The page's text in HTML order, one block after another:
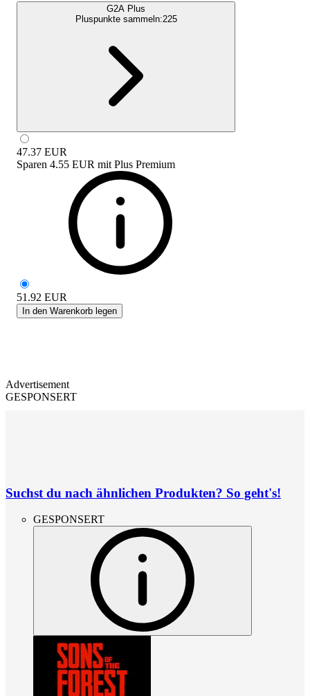
G2A Plus
Pluspunkte sammeln:225
47.37 EUR
Sparen 4.55 EUR mit Plus Premium
51.92 EUR
In den Warenkorb legen
Advertisement
GESPONSERT
Suchst du nach ähnlichen Produkten? So geht's!
GESPONSERT